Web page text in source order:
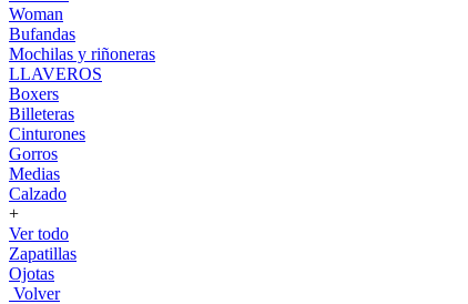
Woman
Bufandas
Mochilas y riñoneras
LLAVEROS
Boxers
Billeteras
Cinturones
Gorros
Medias
Calzado
+
Ver todo
Zapatillas
Ojotas
Volver